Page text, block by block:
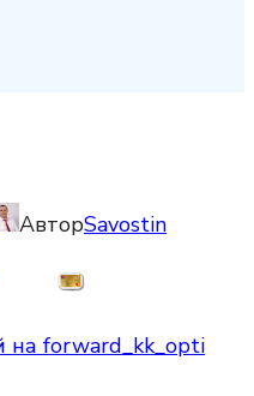
АвторSavostin
на forward_kk_opti